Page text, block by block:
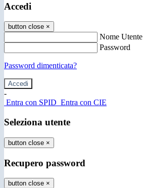
Accedi
button close ×
Nome Utente
Password
Password dimenticata?
-
Entra con SPID Entra con CIE
Seleziona utente
button close ×
Recupero password
button close ×